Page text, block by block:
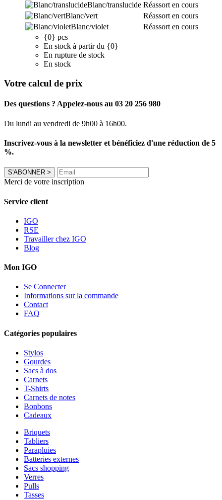
Blanc/translucide Réassort en cours
Blanc/vert
Réassort en cours
Blanc/violet
Réassort en cours
{0} pcs
En stock à partir du {0}
En rupture de stock
En stock
Votre calcul de prix
Des questions ? Appelez-nous au 03 20 256 980
Du lundi au vendredi de 9h00 à 16h00.
Inscrivez-vous à la newsletter et bénéficiez d'une réduction de 5
%.
S'ABONNER >
Merci de votre inscription
Service client
IGO
RSE
Travailler chez IGO
Blog
Mon IGO
Se Connecter
Informations sur la commande
Contact
FAQ
Catégories populaires
Stylos
Gourdes
Sacs à dos
Carnets
T-Shirts
Carnets de notes
Bonbons
Cadeaux
Briquets
Tabliers
Parapluies
Batteries externes
Sacs shopping
Verres
Pulls
Tasses